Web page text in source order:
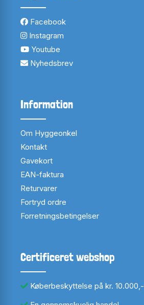
Facebook
Instagram
Youtube
Nyhedsbrev
Information
Om Hyggeonkel
Kontakt
Gavekort
EAN-faktura
Returvarer
Fortryd ordre
Forretningsbetingelser
Certificeret webshop
Køberbeskyttelse på kr. 10.000,-